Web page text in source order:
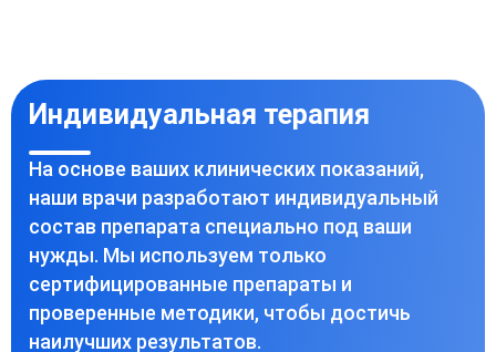
Индивидуальная терапия
На основе ваших клинических показаний,
наши врачи разработают индивидуальный
состав препарата специально под ваши
нужды. Мы используем только
сертифицированные препараты и
проверенные методики, чтобы достичь
наилучших результатов.